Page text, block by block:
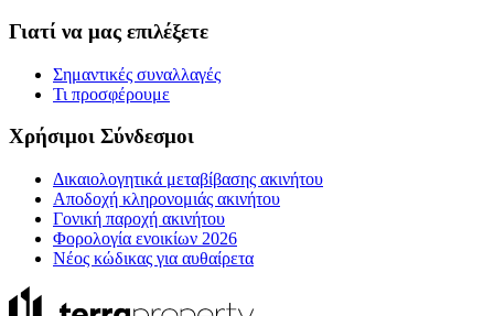
Γιατί να μας επιλέξετε
Σημαντικές συναλλαγές
Τι προσφέρουμε
Χρήσιμοι Σύνδεσμοι
Δικαιολογητικά μεταβίβασης ακινήτου
Αποδοχή κληρονομιάς ακινήτου
Γονική παροχή ακινήτου
Φορολογία ενοικίων 2026
Νέος κώδικας για αυθαίρετα